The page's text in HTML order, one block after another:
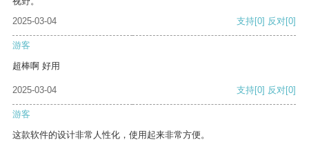
2025-03-04
支持[0] 反对[0]
游客
超棒啊 好用
2025-03-04 支持[0] 反对[0]
游客
这款软件的设计非常人性化，使用起来非常方便。